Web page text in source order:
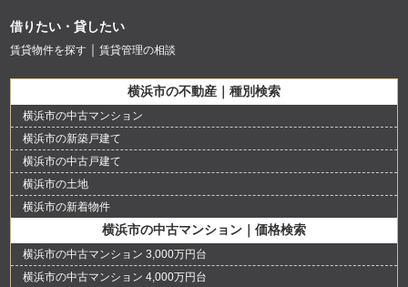
借りたい・貸したい
賃貸物件を探す 賃貸管理の相談
横浜市の不動産｜種別検索
横浜市の中古マンション
横浜市の新築戸建て
横浜市の中古戸建て
横浜市の土地
横浜市の新着物件
横浜市の中古マンション｜価格検索
横浜市の中古マンション 3,000万円台
横浜市の中古マンション 4,000万円台